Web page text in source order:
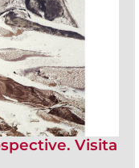
Visita